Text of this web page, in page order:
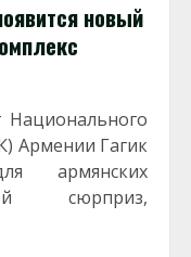
новый
Национального
Армении Гагик
армянских
сюрприз,